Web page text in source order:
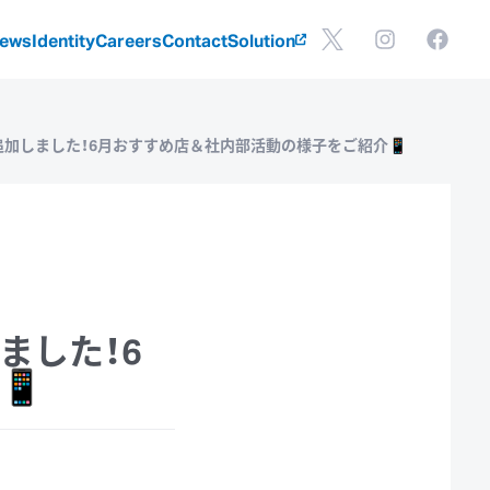
IdentityCareersContactSolution
しました！6月おすすめ店＆社内部活動の様子をご紹介📱
した！6